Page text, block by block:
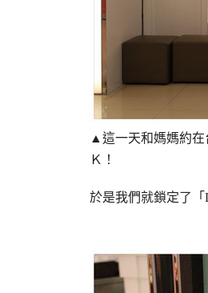
▲這一天和媽媽約在
Ｋ！
於是我們就鎖定了「